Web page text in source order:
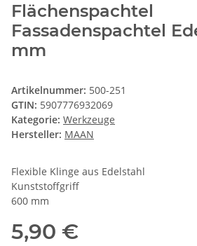
Flächenspachtel
Fassadenspachtel
mm
Artikelnummer: 500-251
GTIN: 5907776932069
Kategorie: Werkzeuge
Hersteller: MAAN
Flexible Klinge aus Edelstahl
Kunststoffgriff
600 mm
5,90 €